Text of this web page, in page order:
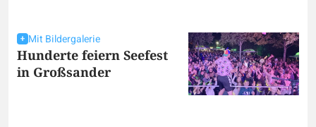
Mit Bildergalerie
Hunderte feiern Seefest
in Großsander